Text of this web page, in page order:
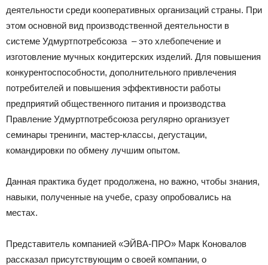
деятельности среди кооперативных организаций страны. При
этом основной вид производственной деятельности в
системе Удмуртпотребсоюза – это хлебопечение и
изготовление мучных кондитерских изделий. Для повышения
конкурентоспособности, дополнительного привлечения
потребителей и повышения эффективности работы
предприятий общественного питания и производства
Правление Удмуртпотребсоюза регулярно организует
семинары тренинги, мастер-классы, дегустации,
командировки по обмену лучшим опытом.
Данная практика будет продолжена, но важно, чтобы знания,
навыки, полученные на учебе, сразу опробовались на
местах.
Представитель компанией «ЭЙВА-ПРО» Марк Коновалов
рассказал присутствующим о своей компании, о